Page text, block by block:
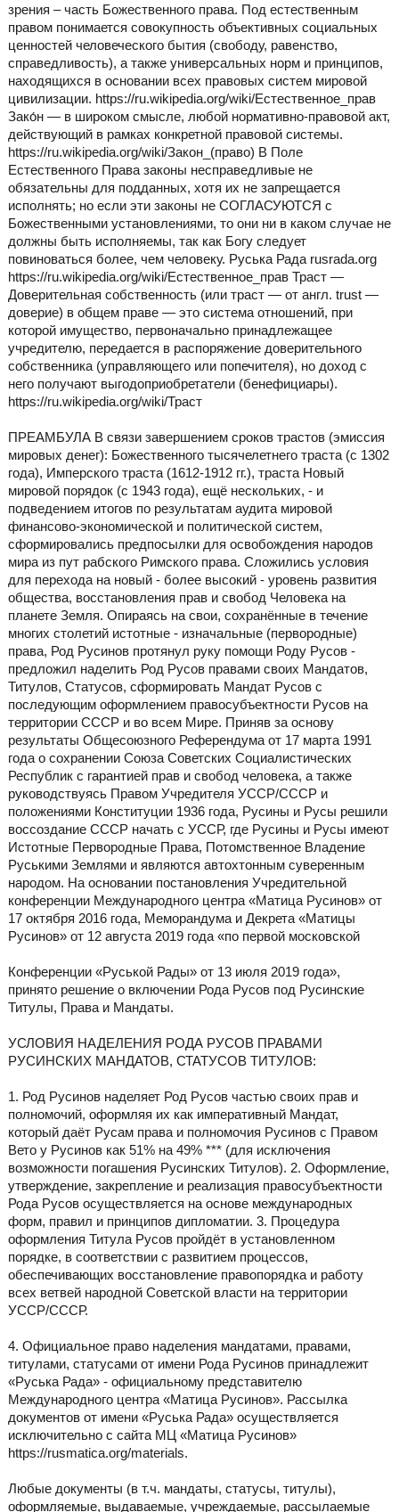
зрения – часть Божественного права. Под естественным
правом понимается совокупность объективных социальных
ценностей человеческого бытия (свободу, равенство,
справедливость), а также универсальных норм и принципов,
находящихся в основании всех правовых систем мировой
цивилизации. https://ru.wikipedia.org/wiki/Естественное_прав
Зако́н — в широком смысле, любой нормативно-правовой акт,
действующий в рамках конкретной правовой системы.
https://ru.wikipedia.org/wiki/Закон_(право) В Поле
Естественного Права законы несправедливые не
обязательны для подданных, хотя их не запрещается
исполнять; но если эти законы не СОГЛАСУЮТСЯ с
Божественными установлениями, то они ни в каком случае не
должны быть исполняемы, так как Богу следует
повиноваться более, чем человеку. Руська Рада rusrada.org
https://ru.wikipedia.org/wiki/Естественное_прав Траст —
Доверительная собственность (или траст — от англ. trust —
доверие) в общем праве — это система отношений, при
которой имущество, первоначально принадлежащее
учредителю, передается в распоряжение доверительного
собственника (управляющего или попечителя), но доход с
него получают выгодоприобретатели (бенефициары).
https://ru.wikipedia.org/wiki/Траст
ПРЕАМБУЛА В связи завершением сроков трастов (эмиссия
мировых денег): Божественного тысячелетнего траста (с 1302
года), Имперского траста (1612-1912 гг.), траста Новый
мировой порядок (с 1943 года), ещё нескольких, - и
подведением итогов по результатам аудита мировой
финансово-экономической и политической систем,
сформировались предпосылки для освобождения народов
мира из пут рабского Римского права. Сложились условия
для перехода на новый - более высокий - уровень развития
общества, восстановления прав и свобод Человека на
планете Земля. Опираясь на свои, сохранённые в течение
многих столетий истотные - изначальные (первородные)
права, Род Русинов протянул руку помощи Роду Русов -
предложил наделить Род Русов правами своих Мандатов,
Титулов, Статусов, сформировать Мандат Русов с
последующим оформлением правосубъектности Русов на
территории СССР и во всем Мире. Приняв за основу
результаты Общесоюзного Референдума от 17 марта 1991
года о сохранении Союза Советских Социалистических
Республик с гарантией прав и свобод человека, а также
руководствуясь Правом Учредителя УССР/СССР и
положениями Конституции 1936 года, Русины и Русы решили
воссоздание СССР начать с УССР, где Русины и Русы имеют
Истотные Первородные Права, Потомственное Владение
Руськими Землями и являются автохтонным суверенным
народом. На основании постановления Учредительной
конференции Международного центра «Матица Русинов» от
17 октября 2016 года, Меморандума и Декрета «Матицы
Русинов» от 12 августа 2019 года «по первой московской
Конференции «Руськой Рады» от 13 июля 2019 года»,
принято решение о включении Рода Русов под Русинские
Титулы, Права и Мандаты.
УСЛОВИЯ НАДЕЛЕНИЯ РОДА РУСОВ ПРАВАМИ
РУСИНСКИХ МАНДАТОВ, СТАТУСОВ ТИТУЛОВ:
1. Род Русинов наделяет Род Русов частью своих прав и
полномочий, оформляя их как императивный Мандат,
который даёт Русам права и полномочия Русинов с Правом
Вето у Русинов как 51% на 49% *** (для исключения
возможности погашения Русинских Титулов). 2. Оформление,
утверждение, закрепление и реализация правосубъектности
Рода Русов осуществляется на основе международных
форм, правил и принципов дипломатии. 3. Процедура
оформления Титула Русов пройдёт в установленном
порядке, в соответствии с развитием процессов,
обеспечивающих восстановление правопорядка и работу
всех ветвей народной Советской власти на территории
УССР/СССР.
4. Официальное право наделения мандатами, правами,
титулами, статусами от имени Рода Русинов принадлежит
«Руська Рада» - официальному представителю
Международного центра «Матица Русинов». Рассылка
документов от имени «Руська Рада» осуществляется
исключительно с сайта МЦ «Матица Русинов»
https://rusmatica.org/materials.
Любые документы (в т.ч. мандаты, статусы, титулы),
оформляемые, выдаваемые, учреждаемые, рассылаемые